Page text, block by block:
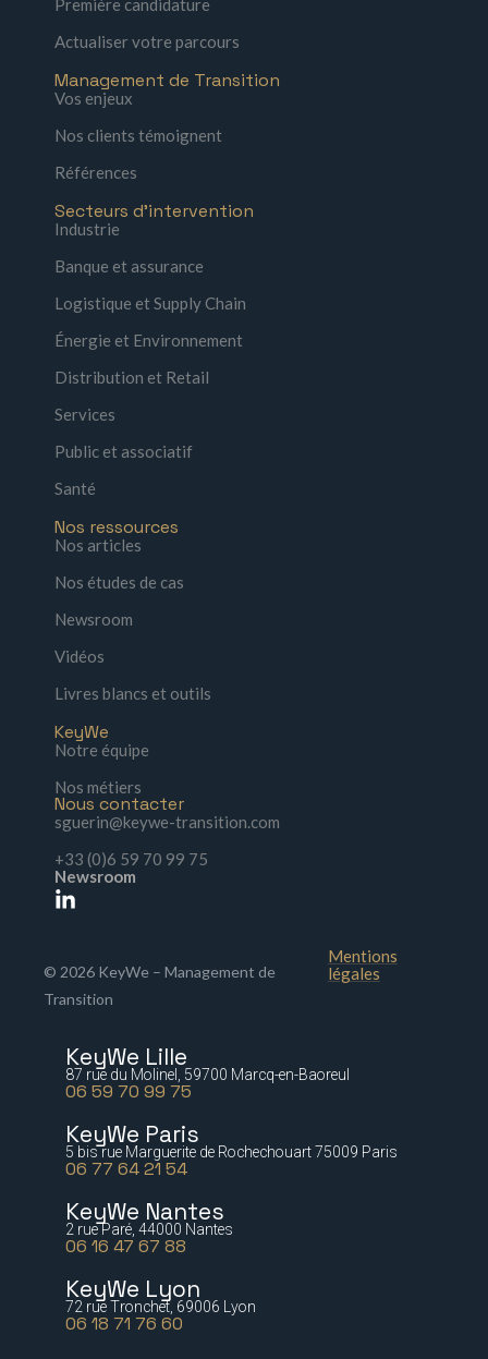
Actualiser votre parcours
Management de Transition
Vos enjeux
Nos clients témoignent
Références
Secteurs d'intervention
Industrie
Banque et assurance
Logistique et Supply Chain
Énergie et Environnement
Distribution et Retail
Services
Public et associatif
Santé
Nos ressources
Nos articles
Nos études de cas
Newsroom
Vidéos
Livres blancs et outils
KeyWe
Notre équipe
Nos métiers
Nous contacter
sguerin@keywe-transition.com
+33 (0)6 59 70 99 75
Newsroom
© 2026 KeyWe – Management de
Transition
Mentions
légales
KeyWe Lille
87 rue du Molinel, 59700 Marcq-en-Baoreul
06 59 70 99 75
KeyWe Paris
5 bis rue Marguerite de Rochechouart 75009 Paris
06 77 64 21 54
KeyWe Nantes
2 rue Paré, 44000 Nantes
06 16 47 67 88
KeyWe Lyon
72 rue Tronchet, 69006 Lyon
06 18 71 76 60